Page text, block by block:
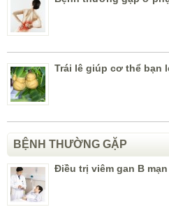
Trái lê giúp cơ thể bạn
BỆNH THƯỜNG GẶP
Điều trị viêm gan B